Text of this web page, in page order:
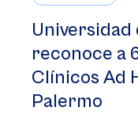
Universidad
reconoce a
Clínicos Ad
Palermo